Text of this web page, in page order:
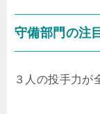
守備部門の注
３人の投手力が